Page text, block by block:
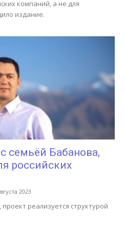
компаний, а не для
издание.
семьёй Бабанова,
российских
2023
реализуется структурой